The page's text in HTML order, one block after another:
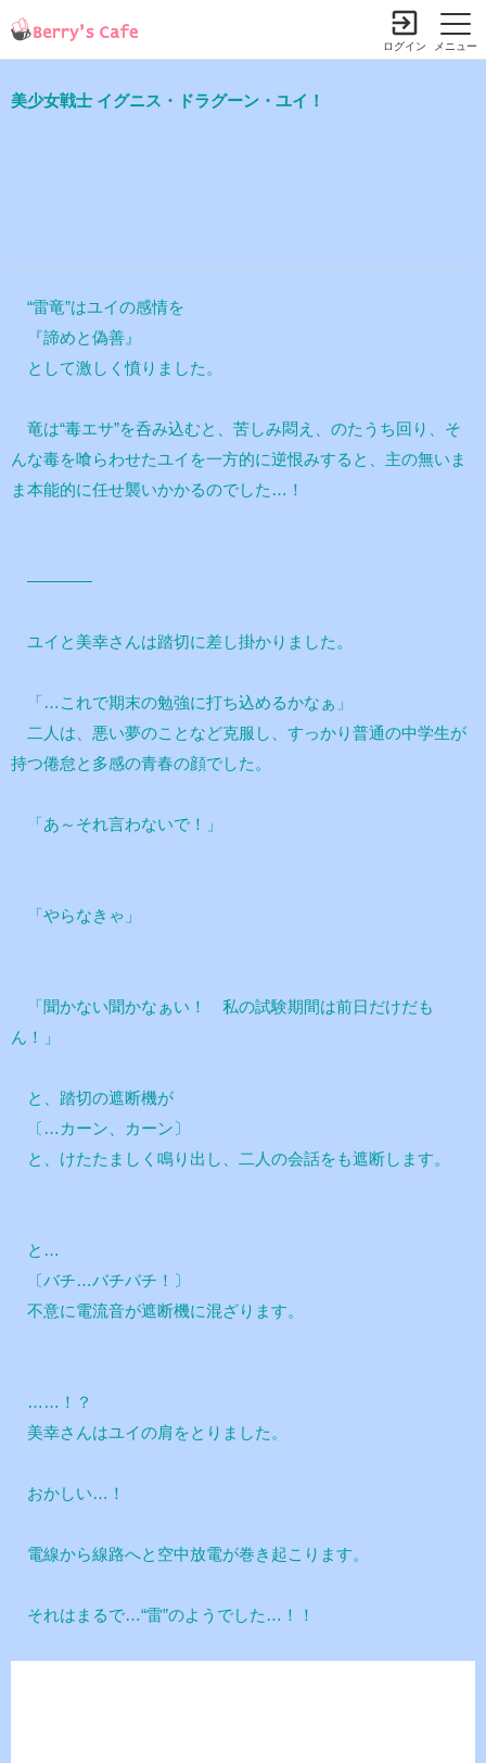
メニュー
ログイン
美少女戦士 イグニス・ドラグーン・ユイ！
“雷竜”はユイの感情を
『諦めと偽善』
として激しく憤りました。
竜は“毒エサ”を呑み込むと、苦しみ悶え、のたうち回り、そ
んな毒を喰らわせたユイを一方的に逆恨みすると、主の無いま
ま本能的に任せ襲いかかるのでした…！
――――
ユイと美幸さんは踏切に差し掛かりました。
「…これで期末の勉強に打ち込めるかなぁ」
二人は、悪い夢のことなど克服し、すっかり普通の中学生が
持つ倦怠と多感の青春の顔でした。
「あ～それ言わないで！」
「やらなきゃ」
「聞かない聞かなぁい！ 私の試験期間は前日だけだも
ん！」
と、踏切の遮断機が
〔…カーン、カーン〕
と、けたたましく鳴り出し、二人の会話をも遮断します。
と…
〔バチ…バチバチ！〕
不意に電流音が遮断機に混ざります。
……！？
美幸さんはユイの肩をとりました。
おかしい…！
電線から線路へと空中放電が巻き起こります。
それはまるで…“雷”のようでした…！！